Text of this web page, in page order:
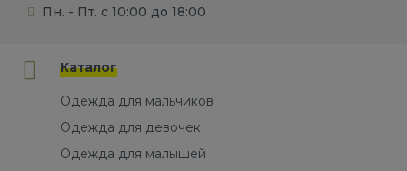
Пн. - Пт. с 10:00 до 18:00
Каталог
Одежда для мальчиков
Одежда для девочек
Одежда для малышей